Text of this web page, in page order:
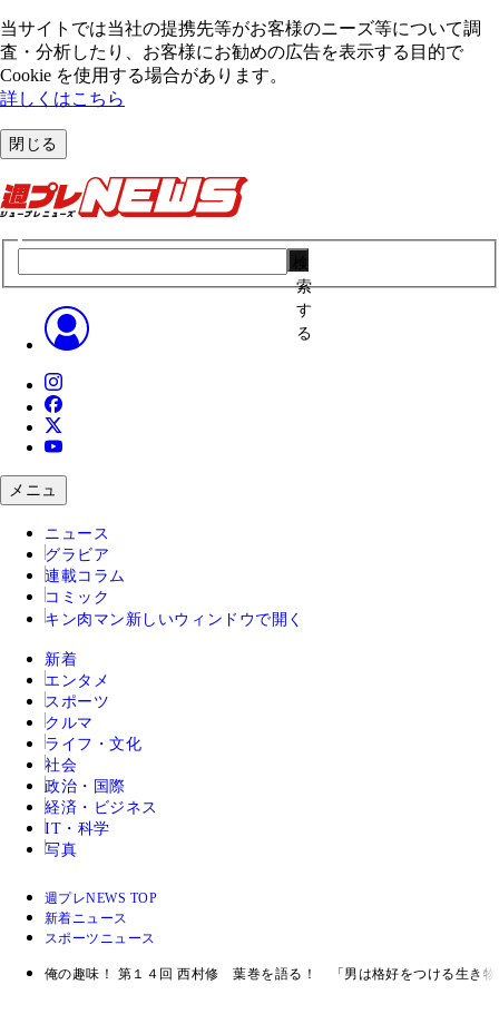
当サイトでは当社の提携先等がお客様のニーズ等について調
査・分析したり、お客様にお勧めの広告を表⽰する⽬的で
Cookie を使⽤する場合があります。
詳しくはこちら
閉じる
索
す
る
メニュ
ニュース
グラビア
連載コラム
コミック
キン肉マン 新しいウィンドウで開く
新着
エンタメ
スポーツ
クルマ
ライフ・文化
社会
政治・国際
経済・ビジネス
IT・科学
写真
週プレNEWS TOP
新着ニュース
スポーツニュース
俺の趣味！ 第１４回 西村修 葉巻を語る！ 「男は格好をつける生き物